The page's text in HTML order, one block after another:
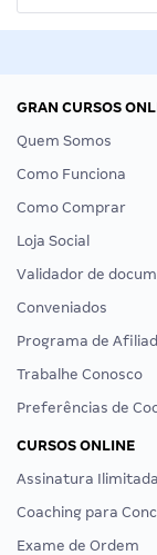
GRAN CURSOS
Quem Somos
Como Funciona
Como Comprar
Loja Social
Validador de
Conveniados
Programa de
Trabalhe Conosco
Preferências de
CURSOS ONLINE
Assinatura Ilimitada
Coaching para
Exame de Ordem